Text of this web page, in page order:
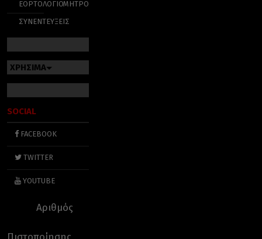
ΕΟΡΤΟΛΟΓΙΟ
ΣΥΝΕΝΤΕΥΞΕΙΣ
ΜΗΤΡΟΠΟΛΕΙΣ
ΧΡΗΣΙΜΑ
SOCIAL
FACEBOOK
TWITTER
YOUTUBE
Αριθμός